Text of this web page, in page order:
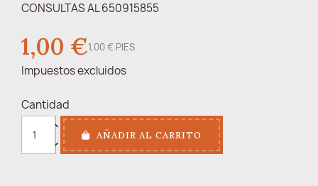
CONSULTAS AL 650915855
1,00 €1,00 € PIES
Impuestos excluidos
Cantidad
AÑADIR AL CARRITO